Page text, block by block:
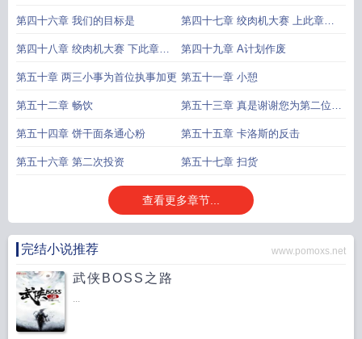
第四十六章 我们的目标是 第四十七章 绞肉机大赛 上此章包
含真腊内容
第四十八章 绞肉机大赛 下此章包
含真腊内容
第四十九章 A计划作废
第五十章 两三小事为首位执事加更 第五十一章 小憩
第五十二章 畅饮 第五十三章 真是谢谢您为第二位执
事加更
第五十四章 饼干面条通心粉 第五十五章 卡洛斯的反击
第五十六章 第二次投资 第五十七章 扫货
查看更多章节...
完结小说推荐 www.pomoxs.net
武侠BOSS之路
...